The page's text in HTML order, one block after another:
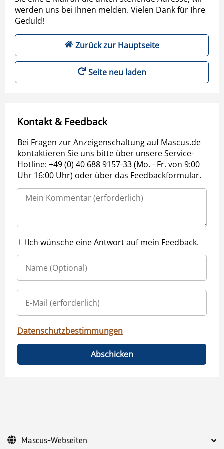
werden uns bei Ihnen melden. Vielen Dank für Ihre
Geduld!
Zurück zur Hauptseite
Seite neu laden
Kontakt & Feedback
Bei Fragen zur Anzeigenschaltung auf Mascus.de
kontaktieren Sie uns bitte über unsere Service-
Hotline: +49 (0) 40 688 9157-33 (Mo. - Fr. von 9:00
Uhr 16:00 Uhr) oder über das Feedbackformular.
Ich wünsche eine Antwort auf mein Feedback.
Datenschutzbestimmungen
Abschicken
Mascus-Webseiten